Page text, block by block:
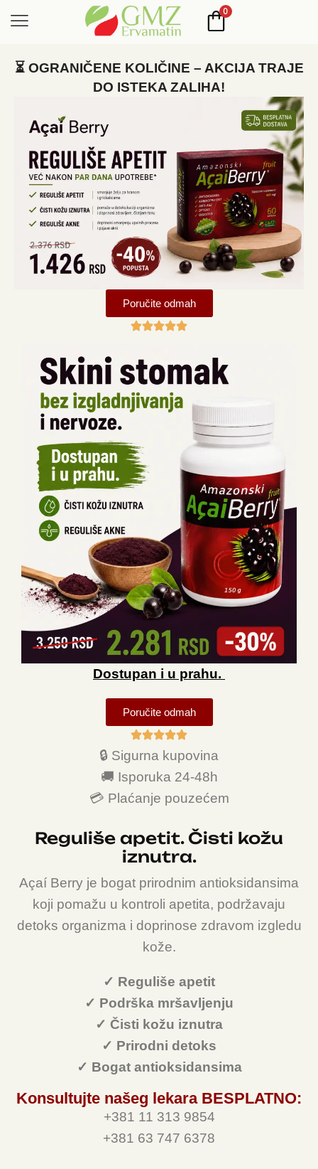
0
⏳ OGRANIČENE KOLIČINE – AKCIJA TRAJE
DO ISTEKA ZALIHA!
Poručite odmah
Dostupan i u prahu.
Poručite odmah
🔒 Sigurna kupovina
🚚 Isporuka 24-48h
💳 Plaćanje pouzećem
Reguliše apetit. Čisti kožu
iznutra.
Açaí Berry je bogat prirodnim antioksidansima
koji pomažu u kontroli apetita, podržavaju
detoks organizma i doprinose zdravom izgledu
kože.
✓ Reguliše apetit
✓ Podrška mršavljenju
✓ Čisti kožu iznutra
✓ Prirodni detoks
✓ Bogat antioksidansima
Konsultujte našeg lekara BESPLATNO:
+381 11 313 9854
+381 63 747 6378